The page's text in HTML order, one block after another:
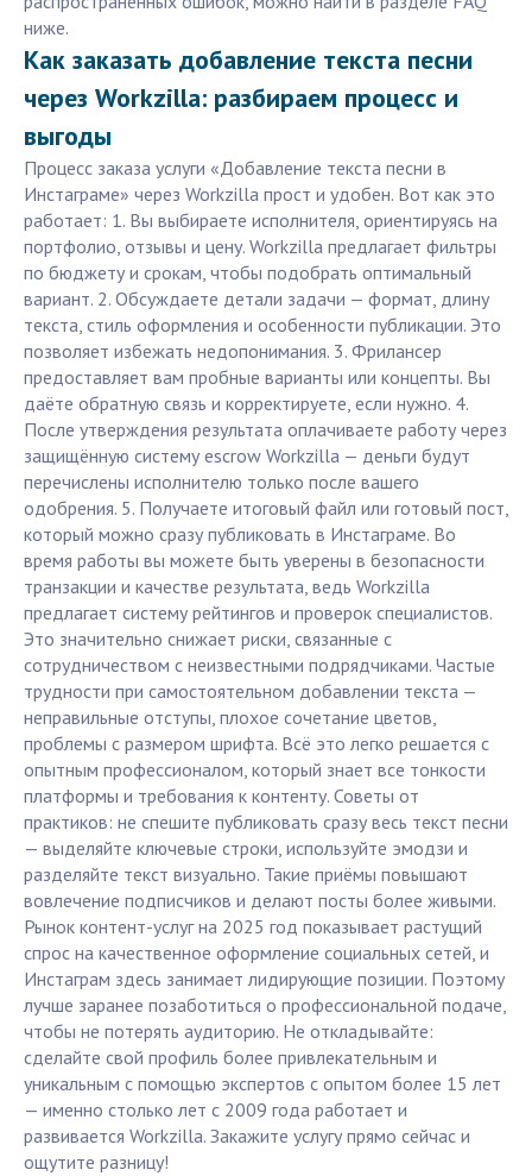
ниже.
Как заказать добавление текста песни
через Workzilla: разбираем процесс и
выгоды
Процесс заказа услуги «Добавление текста песни в
Инстаграме» через Workzilla прост и удобен. Вот как это
работает: 1. Вы выбираете исполнителя, ориентируясь на
портфолио, отзывы и цену. Workzilla предлагает фильтры
по бюджету и срокам, чтобы подобрать оптимальный
вариант. 2. Обсуждаете детали задачи — формат, длину
текста, стиль оформления и особенности публикации. Это
позволяет избежать недопонимания. 3. Фрилансер
предоставляет вам пробные варианты или концепты. Вы
даёте обратную связь и корректируете, если нужно. 4.
После утверждения результата оплачиваете работу через
защищённую систему escrow Workzilla — деньги будут
перечислены исполнителю только после вашего
одобрения. 5. Получаете итоговый файл или готовый пост,
который можно сразу публиковать в Инстаграме. Во
время работы вы можете быть уверены в безопасности
транзакции и качестве результата, ведь Workzilla
предлагает систему рейтингов и проверок специалистов.
Это значительно снижает риски, связанные с
сотрудничеством с неизвестными подрядчиками. Частые
трудности при самостоятельном добавлении текста —
неправильные отступы, плохое сочетание цветов,
проблемы с размером шрифта. Всё это легко решается с
опытным профессионалом, который знает все тонкости
платформы и требования к контенту. Советы от
практиков: не спешите публиковать сразу весь текст песни
— выделяйте ключевые строки, используйте эмодзи и
разделяйте текст визуально. Такие приёмы повышают
вовлечение подписчиков и делают посты более живыми.
Рынок контент-услуг на 2025 год показывает растущий
спрос на качественное оформление социальных сетей, и
Инстаграм здесь занимает лидирующие позиции. Поэтому
лучше заранее позаботиться о профессиональной подаче,
чтобы не потерять аудиторию. Не откладывайте:
сделайте свой профиль более привлекательным и
уникальным с помощью экспертов с опытом более 15 лет
— именно столько лет с 2009 года работает и
развивается Workzilla. Закажите услугу прямо сейчас и
ощутите разницу!